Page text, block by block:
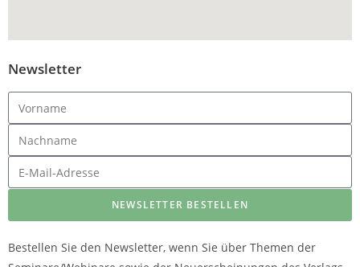
Newsletter
NEWSLETTER BESTELLEN
Bestellen Sie den Newsletter, wenn Sie über Themen der